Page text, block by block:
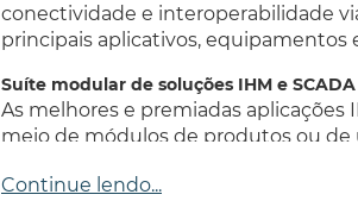
conectividade e interoperabilidade
principais aplicativos, equipamentos
Suíte modular de soluções IHM e SCADA
As melhores e premiadas aplicações
meio de módulos de produtos ou
Uma única ferramenta de
Continue lendo...